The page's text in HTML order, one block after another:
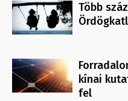
Több
kínai
fel